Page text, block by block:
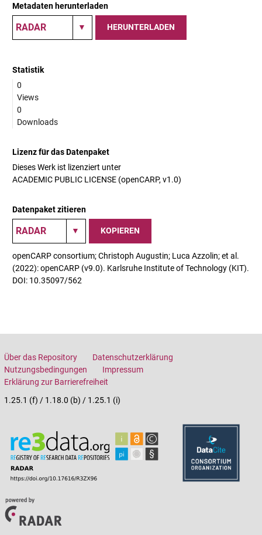
Metadaten herunterladen
HERUNTERLADEN
Statistik
0
Views
0
Downloads
Lizenz für das Datenpaket
Dieses Werk ist lizenziert unter
ACADEMIC PUBLIC LICENSE (openCARP, v1.0)
Datenpaket zitieren
KOPIEREN
openCARP consortium; Christoph Augustin; Luca Azzolin; et al.
(2022): openCARP (v9.0). Karlsruhe Institute of Technology (KIT).
DOI: 10.35097/562
Über das Repository
Datenschutzerklärung
Nutzungsbedingungen
Impressum
Erklärung zur Barrierefreiheit
1.25.1 (f) / 1.18.0 (b) / 1.25.1 (i)